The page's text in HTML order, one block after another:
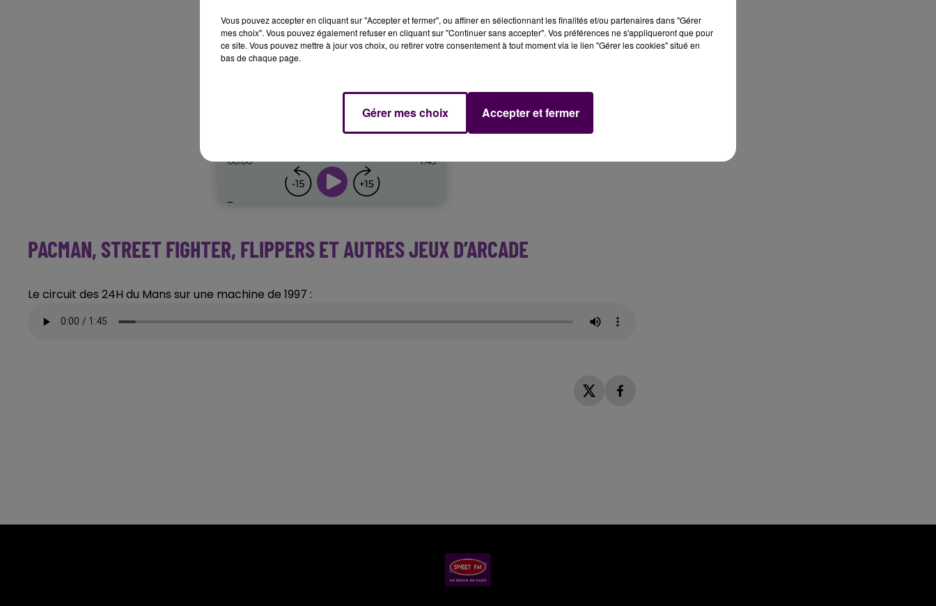
PACMAN, STREET FIGHTER, FLIPPERS ET AUTRES JEUX D’ARCADE
Le circuit des 24H du Mans sur une machine de 1997 :
Vous pouvez accepter en cliquant sur "Accepter et fermer", ou affiner en sélectionnant les finalités et/ou partenaires dans "Gérer
mes choix". Vous pouvez également refuser en cliquant sur "Continuer sans accepter". Vos préférences ne s'appliqueront que pour
ce site. Vous pouvez mettre à jour vos choix, ou retirer votre consentement à tout moment via le lien "Gérer les cookies" situé en
bas de chaque page.
Gérer mes choix Accepter et fermer